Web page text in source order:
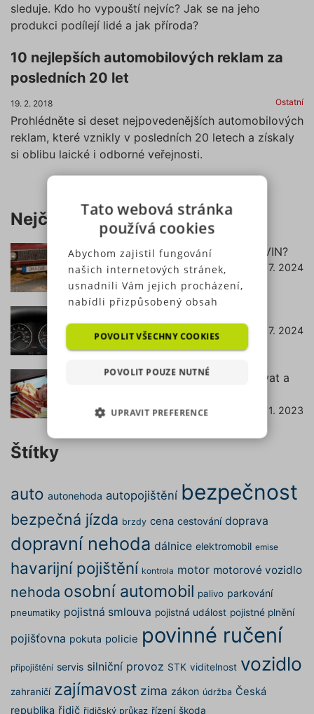
sleduje. Kdo ho vypouští nejvíc? Jak se na jeho
produkci podílejí lidé a jak příroda?
10 nejlepších automobilových reklam za
posledních 20 let
19. 2. 2018 Ostatní
Prohlédněte si deset nejpovedenějších automobilových
reklam, které vznikly v posledních 20 letech a získaly
si oblibu laické i odborné veřejnosti.
Nejčtenější články
Jak zjistit pojištění podle RZ (SPZ) a VIN?
číst dále 18. 7. 2024
číst dále 22. 7. 2024
Podsedák do auta – od kdy ho používat a
číst dále 7. 11. 2023
Štítky
auto autonehoda autopojištění bezpečnost
bezpečná jízda brzdy cena cestování doprava
dopravní nehoda dálnice elektromobil emise
havarijní pojištění kontrola motor motorové vozidlo
nehoda osobní automobil palivo parkování
pneumatiky pojistná smlouva pojistná událost pojistné plnění
pojišťovna pokuta policie povinné ručení
připojištění servis silniční provoz STK viditelnost vozidlo
zahraničí zajímavost zima zákon údržba Česká
republika řidič řidičský průkaz řízení škoda
Tato webová stránka
používá cookies
Abychom zajistil fungování
našich internetových stránek,
usnadnili Vám jejich procházení,
nabídli přizpůsobený obsah
analyzovat návštěvnost,
využíváme soubory cookies,
které sdílíme se svými partnery
(výkonové soubory, soubory
můžete udělit zaškrtnutím
políčka u příslušného druhu
cookies pod tlačítkem „Upravit
preference“. Souhlas s použitím
všech těchto typů cookies
můžete udělit také jednoduše
jedním kliknutím na tlačítko
„Povolit všechny cookies“. Pokud
si nepřejete udělit souhlas s
používáním žádného z
na tlačítko „Povolit pouze nutné
cookies“, a my budeme využívat
pouze tzv. nutné nebo funkční
POVOLIT VŠECHNY COOKIES
POVOLIT POUZE NUTNÉ
UPRAVIT PREFERENCE
NEZBYTNĚ NUTNÉ SOUBORY
FUNKČNÍ SOUBORY
NEZAŘAZENÉ SOUBORY
Nezbytně nutné soubory
Výkonové soubory
Soubory cílení
Funkční soubory
Nezbytně nutné soubory cookies